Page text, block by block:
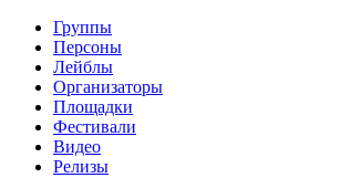
Группы
Персоны
Лейблы
Организаторы
Площадки
Фестивали
Видео
Релизы